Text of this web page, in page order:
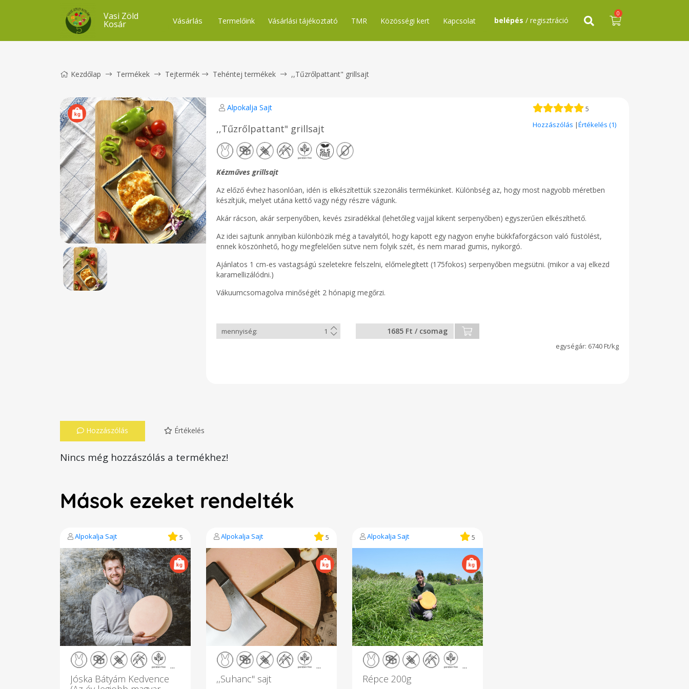
Vasi Zöld
Kosár Vásárlás Termelőink Vásárlási tájékoztató TMR Közösségi kert Kapcsolat belépés / regisztráció
0
Kezdőlap Termékek Tejtermék Tehéntej termékek ,,Tűzrőlpattant" grillsajt
Alpokalja Sajt 5
Hozzászólás |Értékelés (1)
,,Tűzrőlpattant" grillsajt
Kézműves grillsajt
Az előző évhez hasonlóan, idén is elkészítettük szezonális termékünket. Különbség az, hogy most nagyobb méretben
készítjük, melyet utána kettő vagy négy részre vágunk.
Akár rácson, akár serpenyőben, kevés zsiradékkal (lehetőleg vajjal kikent serpenyőben) egyszerűen elkészíthető.
Az idei sajtunk annyiban különbözik még a tavalyitól, hogy kapott egy nagyon enyhe bükkfaforgácson való füstölést,
ennek köszönhető, hogy megfelelően sütve nem folyik szét, és nem marad gumis, nyikorgó.
Ajánlatos 1 cm-es vastagságú szeletekre felszelni, előmelegített (175fokos) serpenyőben megsütni. (mikor a vaj elkezd
karamellizálódni.)
Vákuumcsomagolva minőségét 2 hónapig megőrzi.
1685 Ft / csomag
6740 Ft/kg
Hozzászólás Értékelés
Nincs még hozzászólás a termékhez!
Mások ezeket rendelték
Alpokalja Sajt 5
...
Jóska Bátyám Kedvence
Alpokalja Sajt 5
...
,,Suhanc" sajt
Alpokalja Sajt 5
...
Répce 200g